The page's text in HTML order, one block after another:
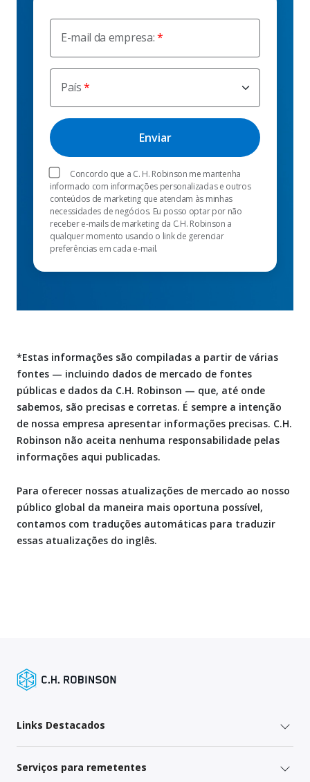
E-mail da empresa:
País
Concordo que a C. H. Robinson me mantenha
informado com informações personalizadas e outros
conteúdos de marketing que atendam às minhas
necessidades de negócios. Eu posso optar por não
receber e-mails de marketing da C.H. Robinson a
qualquer momento usando o link de gerenciar
preferências em cada e-mail.
*Estas informações são compiladas a partir de várias
fontes — incluindo dados de mercado de fontes
públicas e dados da C.H. Robinson — que, até onde
sabemos, são precisas e corretas. É sempre a intenção
de nossa empresa apresentar informações precisas. C.H.
Robinson não aceita nenhuma responsabilidade pelas
informações aqui publicadas.
Para oferecer nossas atualizações de mercado ao nosso
público global da maneira mais oportuna possível,
contamos com traduções automáticas para traduzir
essas atualizações do inglês.
Links Destacados
Serviços para remetentes